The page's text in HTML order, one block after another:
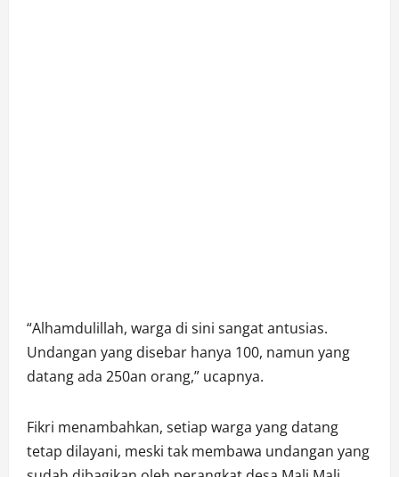
“Alhamdulillah, warga di sini sangat antusias.
Undangan yang disebar hanya 100, namun yang
datang ada 250an orang,” ucapnya.
Fikri menambahkan, setiap warga yang datang
tetap dilayani, meski tak membawa undangan yang